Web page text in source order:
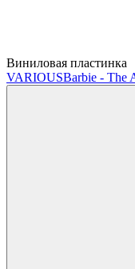
Виниловая пластинка
VARIOUSBarbie - The